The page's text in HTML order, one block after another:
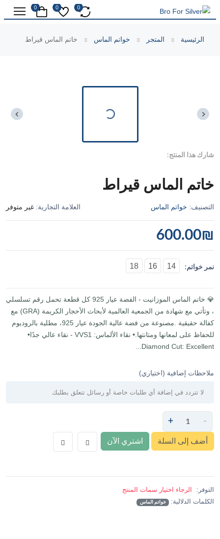
0
0
0
الرئيسية المتجر خواتم الماس خاتم الماس قيراط
شارك هذا المنتج:
خاتم الماس قيراط
التصنيف: خواتم الماس العلامة التجارية: غير متوفر
600.00₪
نمر خواتم: 14
16
18
💎 خاتم الماس الموزانيت - الفضة عيار 925 كل قطعة تحمل رقم تسلسلي
، وتأتي مع شهادة من الجمعية العالمية لأبحاث الأحجار الكريمة (GRA) مع
كفالة حقيقية .مصنوعة من فضة عالية الجودة عيار 925، مطلية بالروديوم
للحفاظ على لمعانها ومتانتها.• نقاء الألماس: VVS1 - نقاء عالي جدًا•
Diamond Cut: Excellent...
ملاحظات إضافية (اختياري)
-
+
أضف إلى السلة اشتري الآن
التوفر:
الرجاء اختيار سمات المنتج
الكلمات الدلالية:
خواتم الماس